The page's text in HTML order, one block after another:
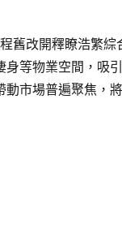
舊改開釋瞭浩繁
身等物業空間，吸
動市場普遍聚焦，